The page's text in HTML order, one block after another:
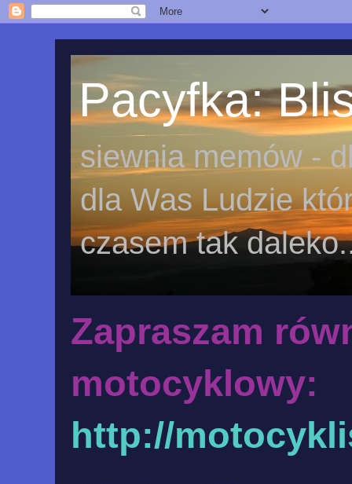
Pacyfka:
siewnia memów -
dla Was Ludzie
czasem tak
Zapraszam
motocyklowy:
http://